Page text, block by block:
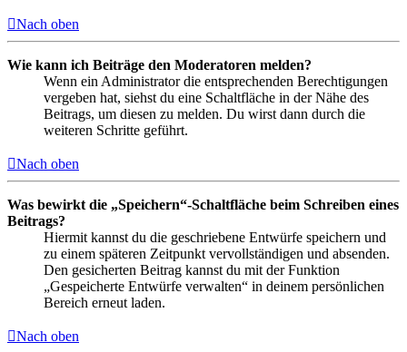
Nach oben
Wie kann ich Beiträge den Moderatoren melden?
Wenn ein Administrator die entsprechenden Berechtigungen
vergeben hat, siehst du eine Schaltfläche in der Nähe des
Beitrags, um diesen zu melden. Du wirst dann durch die
weiteren Schritte geführt.
Nach oben
Was bewirkt die „Speichern“-Schaltfläche beim Schreiben eines
Beitrags?
Hiermit kannst du die geschriebene Entwürfe speichern und
zu einem späteren Zeitpunkt vervollständigen und absenden.
Den gesicherten Beitrag kannst du mit der Funktion
„Gespeicherte Entwürfe verwalten“ in deinem persönlichen
Bereich erneut laden.
Nach oben